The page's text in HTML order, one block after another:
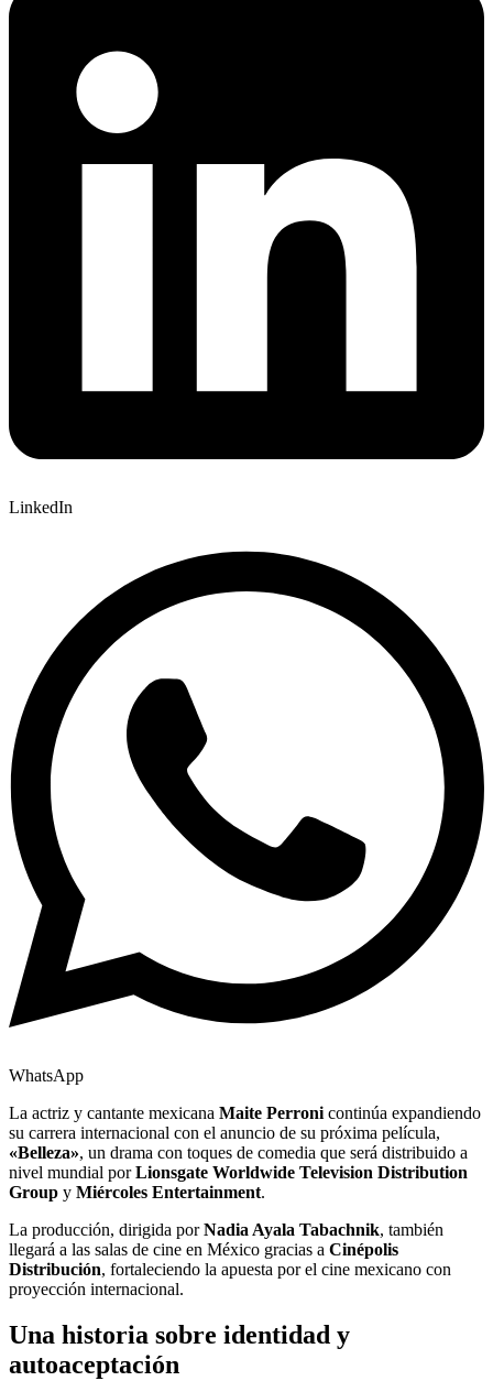
LinkedIn
WhatsApp
La actriz y cantante mexicana Maite Perroni continúa expandiendo
su carrera internacional con el anuncio de su próxima película,
«Belleza», un drama con toques de comedia que será distribuido a
nivel mundial porLionsgate Worldwide Television Distribution
Group y Miércoles Entertainment.
La producción, dirigida porNadia Ayala Tabachnik, también
llegará a las salas de cine en México gracias a Cinépolis
Distribución, fortaleciendo la apuesta por el cine mexicano con
proyección internacional.
Una historia sobre identidad y
autoaceptación